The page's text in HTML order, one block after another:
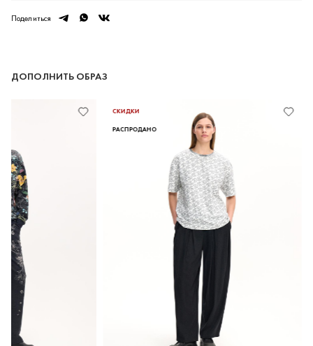
1000 БОНУСОВ ЗА МИНУТУ
Зарегистрируйтесь в нашей программе лояльности
и получите 1000 бонусных баллов на первый заказ.
РЕГИСТРАЦИЯ
Поделиться telegramwhatsapp
vk
ДОПОЛНИТЬ ОБРАЗ
СКИДКИ
РАСПРОДАНО